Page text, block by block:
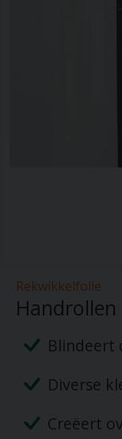
Rekwikkelfolie
Handrollen
Blindeert
Diverse
Creëert